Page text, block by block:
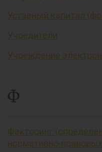
Уставный капитал
Учредители
Учреждение
Ф
Факторинг
нормативно-